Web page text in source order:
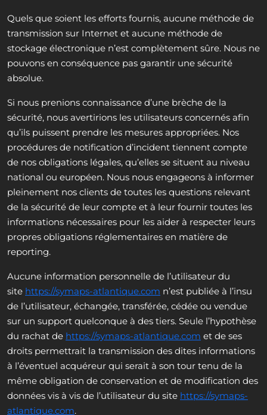
Quels que soient les efforts fournis, aucune méthode de
transmission sur Internet et aucune méthode de
stockage électronique n’est complètement sûre. Nous ne
pouvons en conséquence pas garantir une sécurité
absolue.
Si nous prenions connaissance d’une brèche de la
sécurité, nous avertirions les utilisateurs concernés afin
qu’ils puissent prendre les mesures appropriées. Nos
procédures de notification d’incident tiennent compte
de nos obligations légales, qu’elles se situent au niveau
national ou européen. Nous nous engageons à informer
pleinement nos clients de toutes les questions relevant
de la sécurité de leur compte et à leur fournir toutes les
informations nécessaires pour les aider à respecter leurs
propres obligations réglementaires en matière de
reporting.
Aucune information personnelle de l’utilisateur du
site https://symaps-atlantique.com n’est publiée à l’insu
de l’utilisateur, échangée, transférée, cédée ou vendue
sur un support quelconque à des tiers. Seule l’hypothèse
du rachat de https://symaps-atlantique.com et de ses
droits permettrait la transmission des dites informations
à l’éventuel acquéreur qui serait à son tour tenu de la
même obligation de conservation et de modification des
données vis à vis de l’utilisateur du site https://symaps-
atlantique.com.